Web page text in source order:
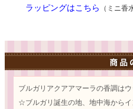
ラッピングはこちら （ミニ香
ブルガリアクアアマーラの香調は
☆ブルガリ誕生の地、地中海から